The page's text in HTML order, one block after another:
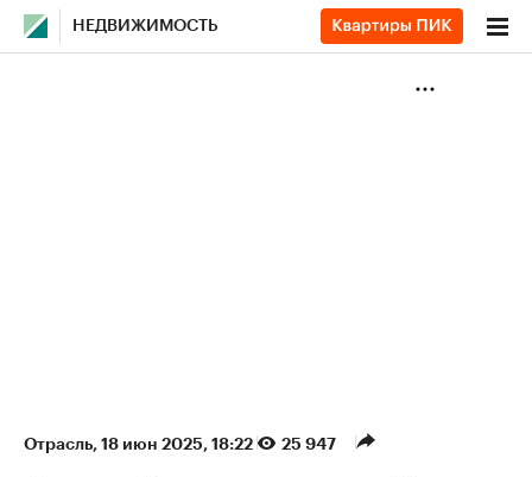
НЕДВИЖИМОСТЬ
Отрасль⁠, 18 июн 2025, 18:22 25 947